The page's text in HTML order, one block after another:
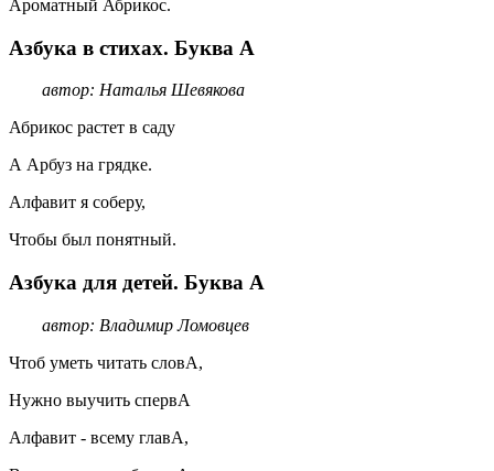
Ароматный Абрикос.
Азбука в стихах. Буква А
автор: Наталья Шевякова
Абрикос растет в саду
А Арбуз на грядке.
Алфавит я соберу,
Чтобы был понятный.
Азбука для детей. Буква А
автор: Владимир Ломовцев
Чтоб уметь читать словА,
Нужно выучить спервА
Алфавит - всему главА,